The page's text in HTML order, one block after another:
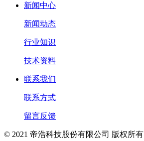
新闻中心
新闻动态
行业知识
技术资料
联系我们
联系方式
留言反馈
© 2021 帝浩科技股份有限公司 版权所有